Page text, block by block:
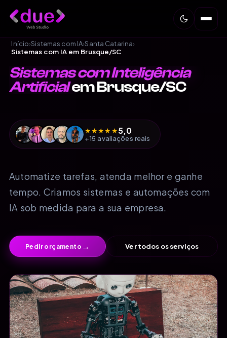
Início›Sistemas com IA›Santa Catarina›
Sistemas com IA em Brusque/SC
Sistemas com Inteligência
Artificialem Brusque/SC
★★★★★5,0
+15 avaliações reais
Automatize tarefas, atenda melhor e ganhe
tempo. Criamos sistemas e automações com
IA sob medida para a sua empresa.
Pedir orçamento → Ver todos os serviços